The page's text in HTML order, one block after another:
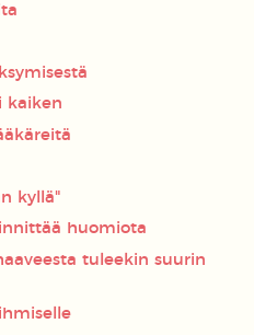
kaiken
kyllä"
huomiota
tuleekin suurin